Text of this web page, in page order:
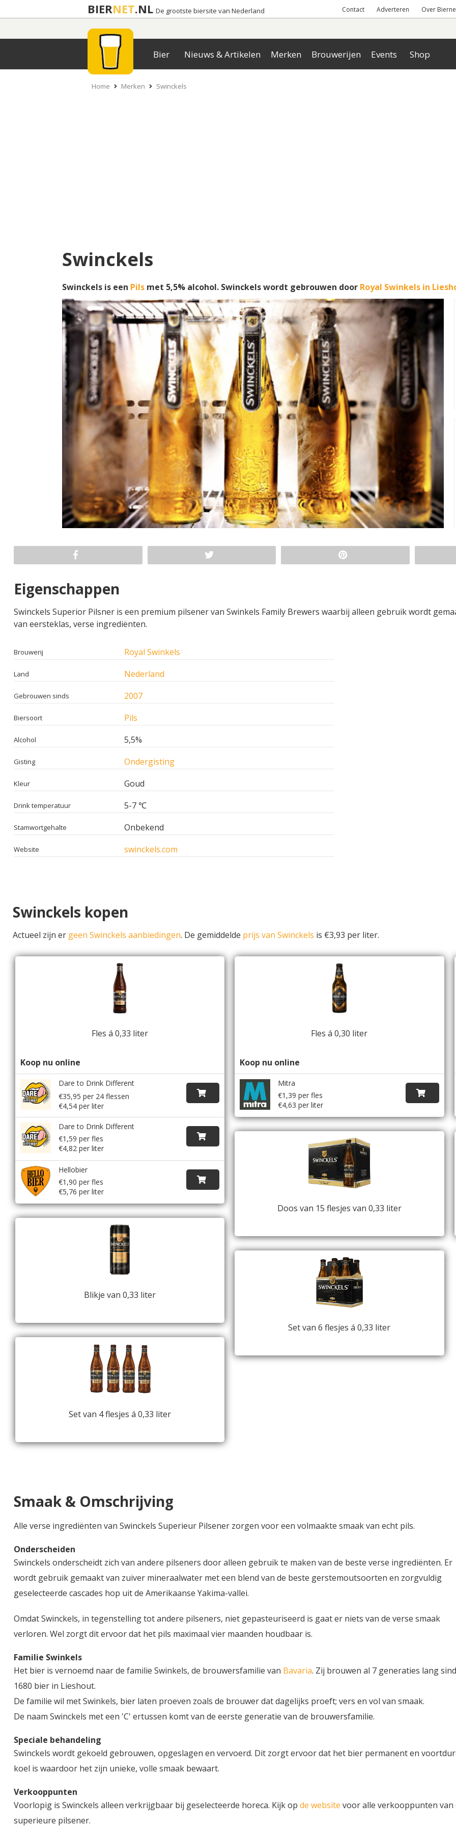
BIERNET.NL De grootste biersite van Nederland Contact Adverteren Over
Bier Nieuws & Artikelen Merken Brouwerijen Events Shop
Home Merken Swinckels
Swinckels
Swinckels is een Pils met 5,5% alcohol. Swinckels wordt gebrouwen door Royal Swinkels in
Eigenschappen
Swinckels Superior Pilsner is een premium pilsener van Swinkels Family Brewers waarbij alleen gebruik wordt
van eersteklas, verse ingrediënten.
Brouwerij Royal Swinkels
Land Nederland
Gebrouwen sinds 2007
Biersoort Pils
Alcohol 5,5%
Gisting Ondergisting
Kleur Goud
Drink temperatuur 5-7 ℃
Stamwortgehalte Onbekend
Website swinckels.com
Swinckels kopen
Actueel zijn er geen Swinckels aanbiedingen. De gemiddelde prijs van Swinckels is €3,93 per liter.
Fles á 0,33 liter
Koop nu online
Dare to Drink Different
€35,95 per 24 flessen
€4,54 per liter
Dare to Drink Different
€1,59 per fles
€4,82 per liter
Hellobier
€1,90 per fles
€5,76 per liter
Blikje van 0,33 liter
Set van 4 flesjes á 0,33 liter
Fles á 0,30 liter
Koop nu online
Mitra
€1,39 per fles
€4,63 per liter
Doos van 15 flesjes van 0,33 liter
Set van 6 flesjes á 0,33 liter
Smaak & Omschrijving
Alle verse ingrediënten van Swinckels Superieur Pilsener zorgen voor een volmaakte smaak van echt pils.
Onderscheiden
Swinckels onderscheidt zich van andere pilseners door alleen gebruik te maken van de beste verse ingrediënten. Er
wordt gebruik gemaakt van zuiver mineraalwater met een blend van de beste gerstemoutsoorten en zorgvuldig
geselecteerde cascades hop uit de Amerikaanse Yakima-vallei.
Omdat Swinckels, in tegenstelling tot andere pilseners, niet gepasteuriseerd is gaat er niets van de verse smaak
verloren. Wel zorgt dit ervoor dat het pils maximaal vier maanden houdbaar is.
Familie Swinkels
Het bier is vernoemd naar de familie Swinkels, de brouwersfamilie van Bavaria. Zij brouwen al 7 generaties lang
1680 bier in Lieshout.
De familie wil met Swinkels, bier laten proeven zoals de brouwer dat dagelijks proeft; vers en vol van smaak.
De naam Swinckels met een 'C' ertussen komt van de eerste generatie van de brouwersfamilie.
Speciale behandeling
Swinckels wordt gekoeld gebrouwen, opgeslagen en vervoerd. Dit zorgt ervoor dat het bier permanent en
koel is waardoor het zijn unieke, volle smaak bewaart.
Verkooppunten
Voorlopig is Swinckels alleen verkrijgbaar bij geselecteerde horeca. Kijk op de website voor alle verkooppunten van
superieure pilsener.